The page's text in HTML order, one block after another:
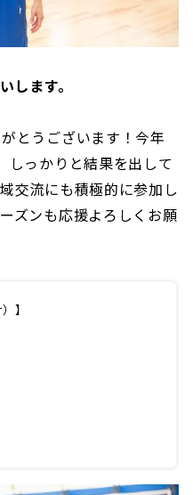
します。
がとうございます！今年
しっかりと結果を出して
交流にも積極的に参加し
ズンも応援よろしくお願
】